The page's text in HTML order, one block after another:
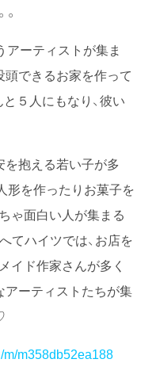
アーティストが集ま
頭できるお家を作って
５人にもなり、彼い
を抱える若い子が多
形を作ったりお菓子を
ゃ面白い人が集まる
てハイツでは、お店を
イド作家さんが多く
アーティストたちが集
m358db52ea188